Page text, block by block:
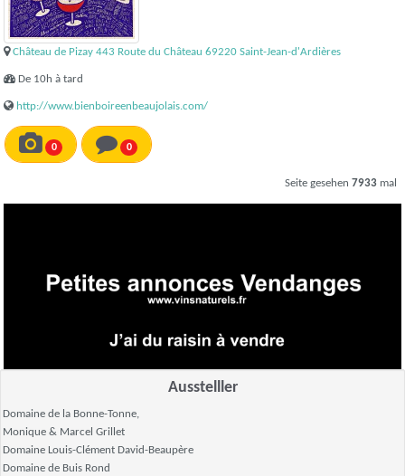
Château de Pizay 443 Route du Château 69220 Saint-Jean-d'Ardières
De 10h à tard
http://www.bienboireenbeaujolais.com/
0 0
Seite gesehen 7933 mal
Ausstelller
Domaine de la Bonne-Tonne,
Monique & Marcel Grillet
Domaine Louis-Clément David-Beaupère
Domaine de Buis Rond